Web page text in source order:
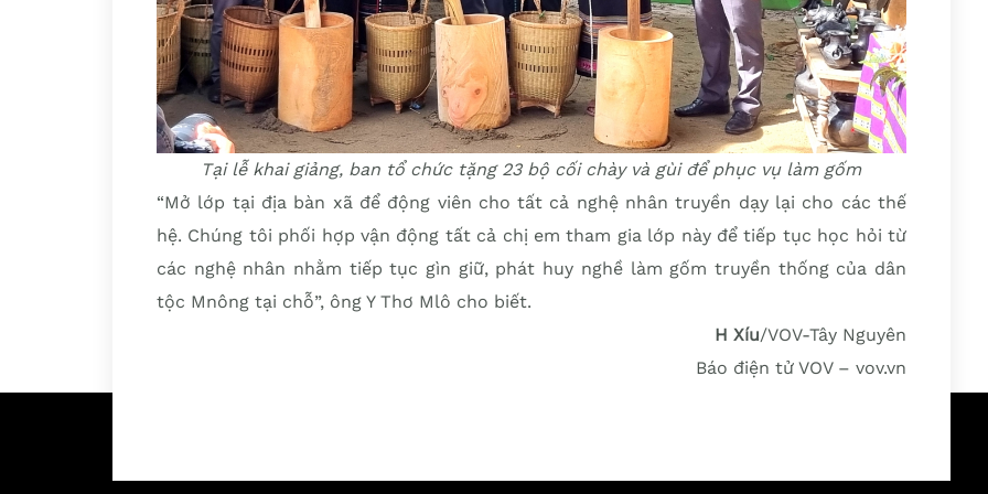
Tại lễ khai giảng, ban tổ chức tặng 23 bộ cối chày và gùi để phục vụ làm gốm
“Mở lớp tại địa bàn xã để động viên cho tất cả nghệ nhân truyền dạy lại cho các thế
hệ. Chúng tôi phối hợp vận động tất cả chị em tham gia lớp này để tiếp tục học hỏi từ
các nghệ nhân nhằm tiếp tục gìn giữ, phát huy nghề làm gốm truyền thống của dân
tộc Mnông tại chỗ”, ông Y Thơ Mlô cho biết.
H Xíu/VOV-Tây Nguyên
Báo điện tử VOV – vov.vn